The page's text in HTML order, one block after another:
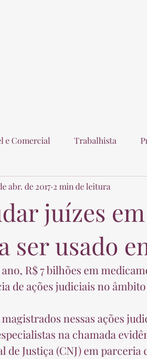
e Comercial Trabalhista
Imobiliário
juízes
ser usado
abr. de 2017 2 min de leitura
de ações judiciais no
na chamada
Justiça (CNJ) em